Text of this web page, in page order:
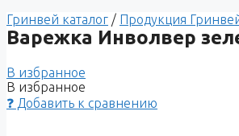
Гринвей каталог / Продукция
Варежка Инволвер
В избранное
В избранное
❓ Добавить к сравнению